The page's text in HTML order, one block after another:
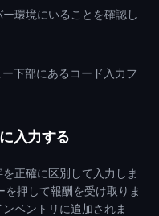
環境にいることを確認し
入力する
正確に区別して入力しま
を押して報酬を受け取りま
ベントリに追加されま